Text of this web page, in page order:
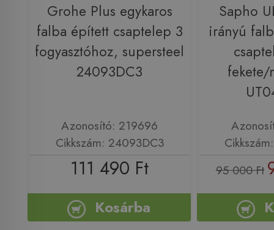
Grohe Plus egykaros
falba épített csaptelep 3
fogyasztóhoz, supersteel
24093DC3
Azonosító: 219696
Cikkszám: 24093DC3
111 490 Ft
Kosárba
Sapho
irányú
fekete/
95 000 Ft